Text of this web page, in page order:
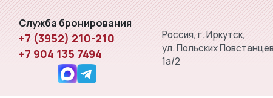
Служба бронирования
+7 (3952) 210-210
+7 904 135 7494
Россия, г. Иркутск,
ул. Польских
1а/2